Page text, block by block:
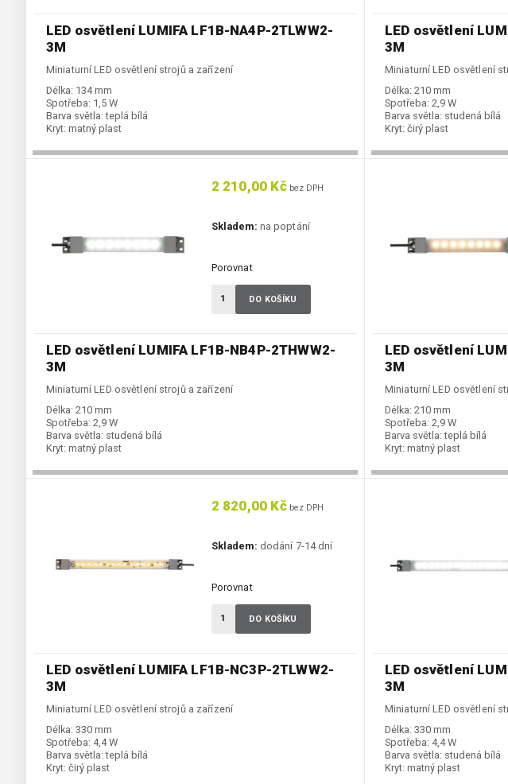
LED osvětlení LUMIFA LF1B-NA4P-2TLWW2-
3M
Miniaturní LED osvětlení strojů a zařízení
Délka: 134 mm
Spotřeba: 1,5 W
Barva světla: teplá bílá
Kryt: matný plast
LED osvětlení
3M
Miniaturní LED osvětlení
Délka: 210 mm
Spotřeba: 2,9 W
Barva světla: studená bílá
Kryt: čirý plast
LED osvětlení LUMIFA LF1B-NB4P-2THWW2-
3M
Miniaturní LED osvětlení strojů a zařízení
Délka: 210 mm
Spotřeba: 2,9 W
Barva světla: studená bílá
Kryt: matný plast
2 210,00 Kčbez DPH
Skladem: na poptání
Porovnat
DO KOŠÍKU
LED osvětlení
3M
Miniaturní LED osvětlení
Délka: 210 mm
Spotřeba: 2,9 W
Barva světla: teplá bílá
Kryt: matný plast
LED osvětlení LUMIFA LF1B-NC3P-2TLWW2-
3M
Miniaturní LED osvětlení strojů a zařízení
Délka: 330 mm
Spotřeba: 4,4 W
Barva světla: teplá bílá
Kryt: čirý plast
2 820,00 Kčbez DPH
Skladem: dodání 7-14 dní
Porovnat
DO KOŠÍKU
LED osvětlení
3M
Miniaturní LED osvětlení
Délka: 330 mm
Spotřeba: 4,4 W
Barva světla: studená bílá
Kryt: matný plast